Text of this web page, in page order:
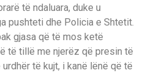
të ndaluara, duke u
pushteti dhe Policia e Shtetit.
gjasa që të mos ketë
të tillë me njerëz që presin të
të kujt, i kanë lënë që të